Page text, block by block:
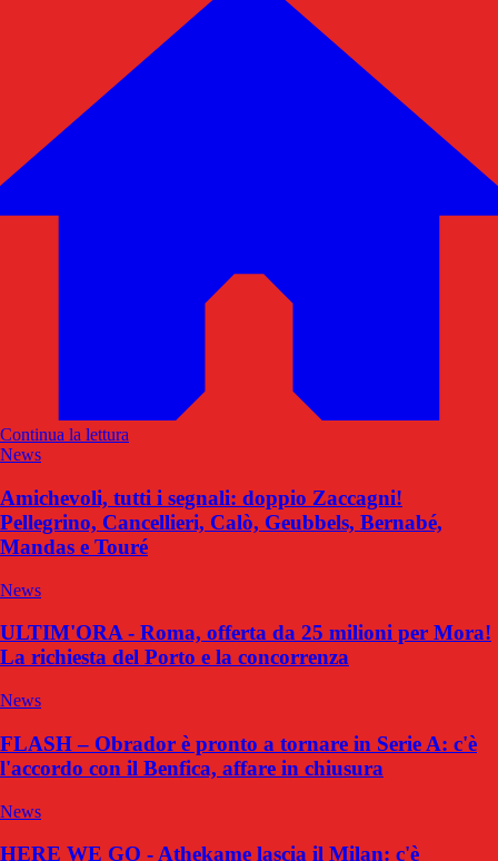
Continua la lettura
News
Amichevoli, tutti i segnali: doppio Zaccagni!
Pellegrino, Cancellieri, Calò, Geubbels, Bernabé,
Mandas e Touré
News
ULTIM'ORA - Roma, offerta da 25 milioni per Mora!
La richiesta del Porto e la concorrenza
News
FLASH – Obrador è pronto a tornare in Serie A: c'è
l'accordo con il Benfica, affare in chiusura
News
HERE WE GO - Athekame lascia il Milan: c'è